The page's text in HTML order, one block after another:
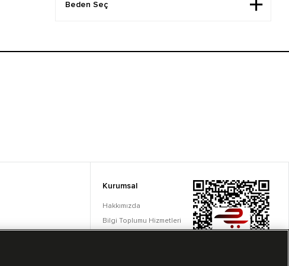
Kurumsal
Hakkımızda
Bilgi Toplumu Hizmetleri